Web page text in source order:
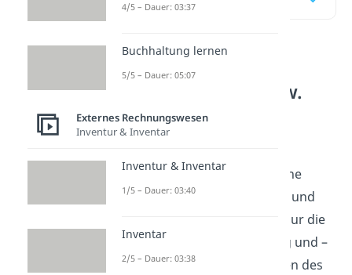
Grundlagen zum
Anlagenspiegel bzw.
Anlagengitter
Anlagegittergenannt – ist eine
Erweiterung der Jahresbilanz und
der GuV. Denn diese zeigen nur die
Buchwerte zum Jahresanfang und –
ende bzw. die Abschreibungen des
4/5 – Dauer: 03:37
Buchhaltung lernen
5/5 – Dauer: 05:07
Externes Rechnungswesen
Inventur & Inventar
Inventur & Inventar
1/5 – Dauer: 03:40
Inventar
2/5 – Dauer: 03:38